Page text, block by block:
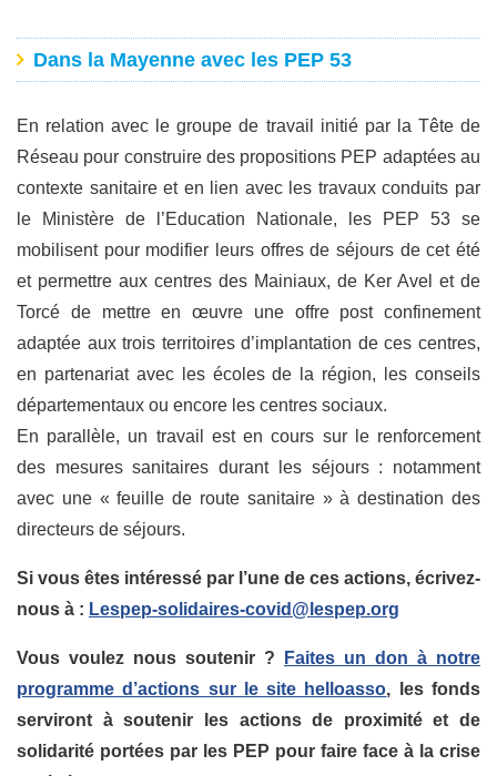
Dans la Mayenne avec les PEP 53
En relation avec le groupe de travail initié par la Tête de
Réseau pour construire des propositions PEP adaptées au
contexte sanitaire et en lien avec les travaux conduits par
le Ministère de l’Education Nationale, les PEP 53 se
mobilisent pour modifier leurs offres de séjours de cet été
et permettre aux centres des Mainiaux, de Ker Avel et de
Torcé de mettre en œuvre une offre post confinement
adaptée aux trois territoires d’implantation de ces centres,
en partenariat avec les écoles de la région, les conseils
départementaux ou encore les centres sociaux.
En parallèle, un travail est en cours sur le renforcement
des mesures sanitaires durant les séjours : notamment
avec une « feuille de route sanitaire » à destination des
directeurs de séjours.
Si vous êtes intéressé par l’une de ces actions, écrivez-
nous à : Lespep-solidaires-covid@lespep.org
Vous voulez nous soutenir ?
Faites un don à notre
programme d’actions sur le site helloasso, les fonds
serviront à soutenir les actions de proximité et de
solidarité portées par les PEP pour faire face à la crise